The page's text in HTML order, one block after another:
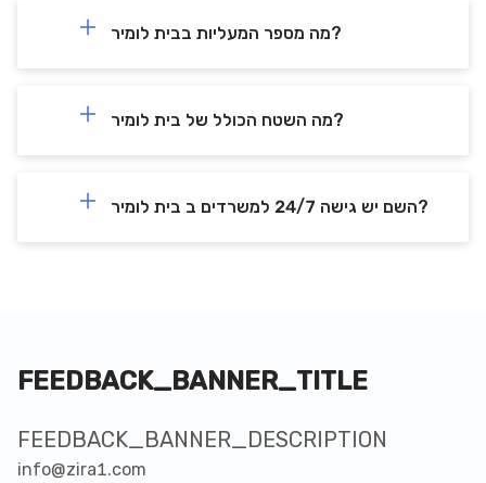
מה מספר המעליות בבית לומיר?
מה השטח הכולל של בית לומיר?
השם יש גישה 24/7 למשרדים ב בית לומיר?
FEEDBACK_BANNER_TITLE
FEEDBACK_BANNER_DESCRIPTION
info@zira1.com